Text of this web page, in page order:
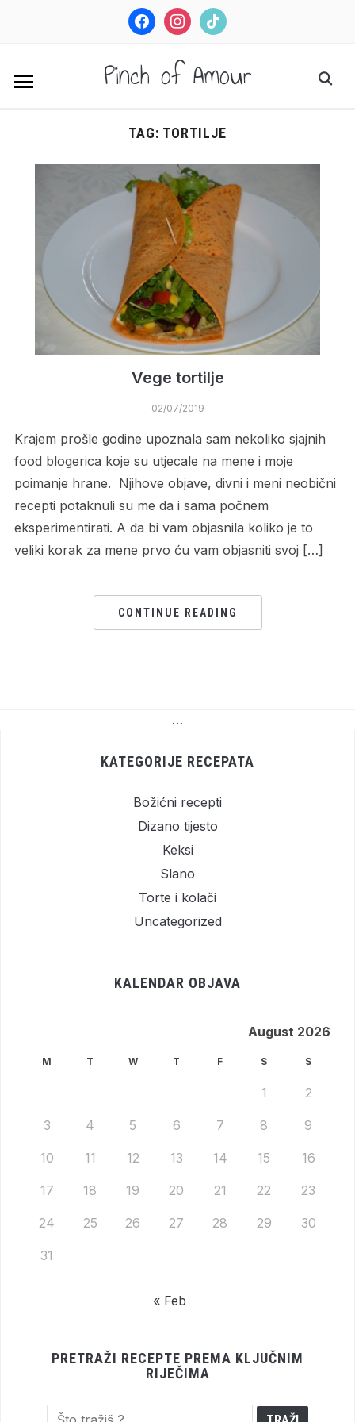
facebookinstagramtiktok
Pinch of Amour
TAG: TORTILJE
Vege tortilje
02/07/2019
Krajem prošle godine upoznala sam nekoliko sjajnih
food blogerica koje su utjecale na mene i moje
poimanje hrane. Njihove objave, divni i meni neobični
recepti potaknuli su me da i sama počnem
eksperimentirati. A da bi vam objasnila koliko je to
veliki korak za mene prvo ću vam objasniti svoj […]
CONTINUE READING
…
KATEGORIJE RECEPATA
Božićni recepti
Dizano tijesto
Keksi
Slano
Torte i kolači
Uncategorized
KALENDAR OBJAVA
August 2026
M T W T F S S
1 2
3 4 5 6 7 8 9
10 11 12 13 14 15 16
17 18 19 20 21 22 23
24 25 26 27 28 29 30
31
« Feb
PRETRAŽI RECEPTE PREMA KLJUČNIM
RIJEČIMA